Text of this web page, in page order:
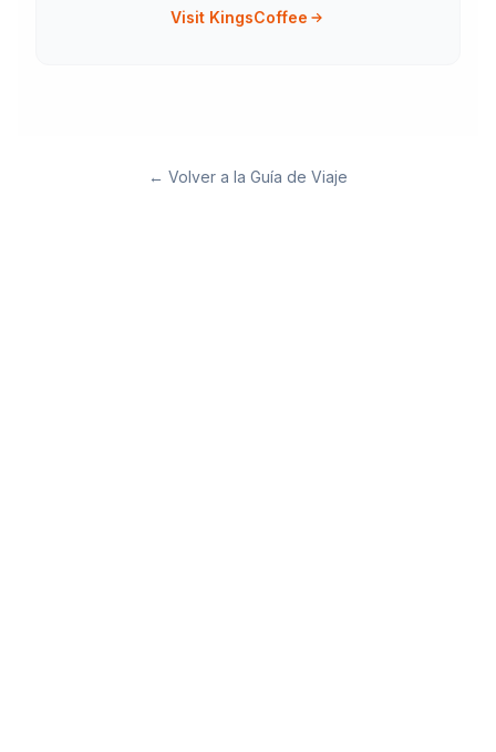
Visit KingsCoffee
← Volver a la Guía de Viaje